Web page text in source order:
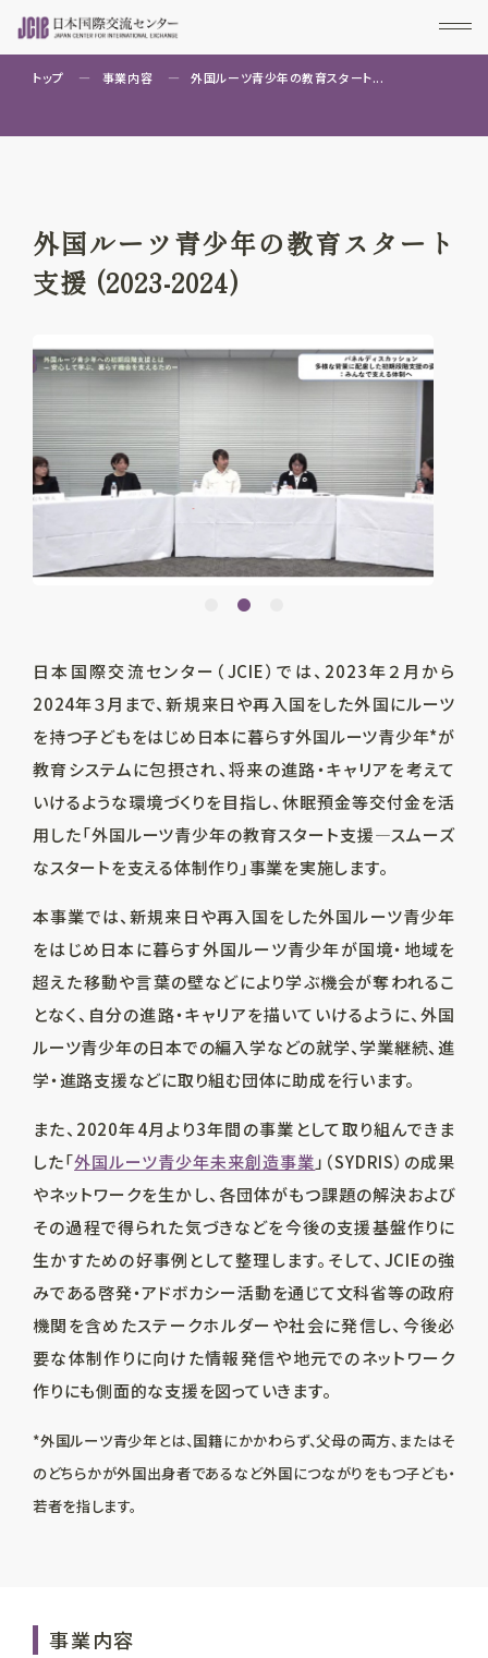
トップ 事業内容 外国ルーツ青少年の教育スタート...
外国ルーツ青少年の教育スタート
支援 (2023-2024)
日本国際交流センター（JCIE）では、2023年２ 月から
2024年３月まで、新規来日や再入国をした外国にルーツ
を持つ子どもをはじめ日本に暮らす外国ルーツ青少年*が
教育システムに包摂され、将来の進路・キャリアを考えて
いけるような環境づくりを目指し、休眠預金等交付金を活
用した「外国ルーツ青少年の教育スタート支援―スムーズ
なスタートを支える体制作り」事業を実施します。
本事業では、新規来日や再入国をした外国ルーツ青少年
をはじめ日本に暮らす外国ルーツ青少年が国境・地域を
超えた移動や言葉の壁などにより学ぶ機会が奪われるこ
となく、自分の進路・キャリアを描いていけるように、外国
ルーツ青少年の日本での編入学などの就学、学業継続、進
学・進路支援などに取り組む団体に助成を行います。
また、2020年4月より3年間の事業として取り組んできま
した「外国ルーツ青少年未来創造事業 」（SYDRIS）の成果
やネットワークを生かし、各団体がもつ課題の解決および
その過程で得られた気づきなどを今後の支援基盤作りに
生かすための好事例として整理します。そして、JCIEの強
みである啓発・アドボカシー活動を通じて文科省等の政府
機関を含めたステークホルダーや社会に発信し、今後必
要な体制作りに向けた情報発信や地元でのネットワーク
作りにも側面的な支援を図っていきます。
*外国ルーツ青少年とは、国籍にかかわらず、父母の両方、またはそ
のどちらかが外国出身者であるなど外国につながりをもつ子ども・
若者を指します。
事業内容